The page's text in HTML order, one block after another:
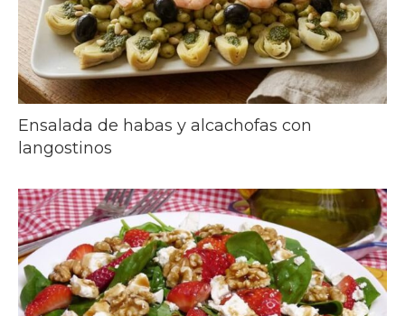
Ensalada de habas y alcachofas con
langostinos